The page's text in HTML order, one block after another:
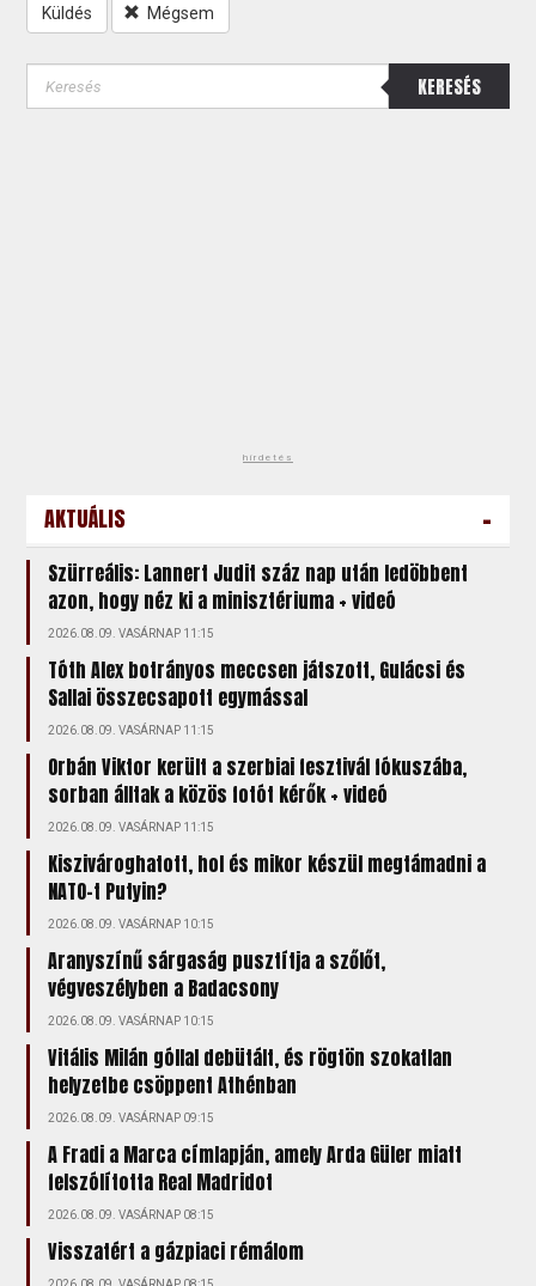
Küldés Mégsem
KERESÉS
hirdetés
AKTUÁLIS -
Szürreális: Lannert Judit száz nap után ledöbbent
azon, hogy néz ki a minisztériuma + videó
2026.08.09. VASÁRNAP 11:15
Tóth Alex botrányos meccsen játszott, Gulácsi és
Sallai összecsapott egymással
2026.08.09. VASÁRNAP 11:15
Orbán Viktor került a szerbiai fesztivál fókuszába,
sorban álltak a közös fotót kérők + videó
2026.08.09. VASÁRNAP 11:15
Kiszivároghatott, hol és mikor készül megtámadni a
NATO-t Putyin?
2026.08.09. VASÁRNAP 10:15
Aranyszínű sárgaság pusztítja a szőlőt,
végveszélyben a Badacsony
2026.08.09. VASÁRNAP 10:15
Vitális Milán góllal debütált, és rögtön szokatlan
helyzetbe csöppent Athénban
2026.08.09. VASÁRNAP 09:15
A Fradi a Marca címlapján, amely Arda Güler miatt
felszólította Real Madridot
2026.08.09. VASÁRNAP 08:15
Visszatért a gázpiaci rémálom